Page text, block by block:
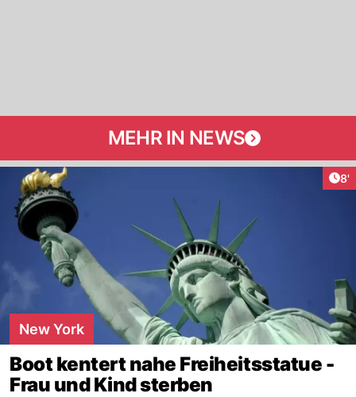
MEHR IN NEWS
8'
New York
Boot kentert nahe Freiheitsstatue -
Frau und Kind sterben